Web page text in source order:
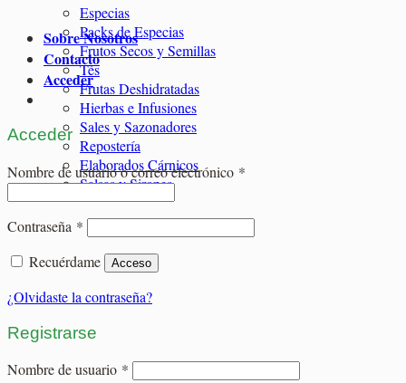
Especias
Packs de Especias
Frutos Secos y Semillas
Tés
Frutas Deshidratadas
Hierbas e Infusiones
Sales y Sazonadores
Repostería
Elaborados Cárnicos
Salsas y Siropes
Sobre Nosotros
Contacto
Acceder
Acceder
Nombre de usuario o correo electrónico *
Contraseña * Obligatorio
Recuérdame
Acceso
¿Olvidaste la contraseña?
Registrarse
Nombre de usuario * Obligatorio